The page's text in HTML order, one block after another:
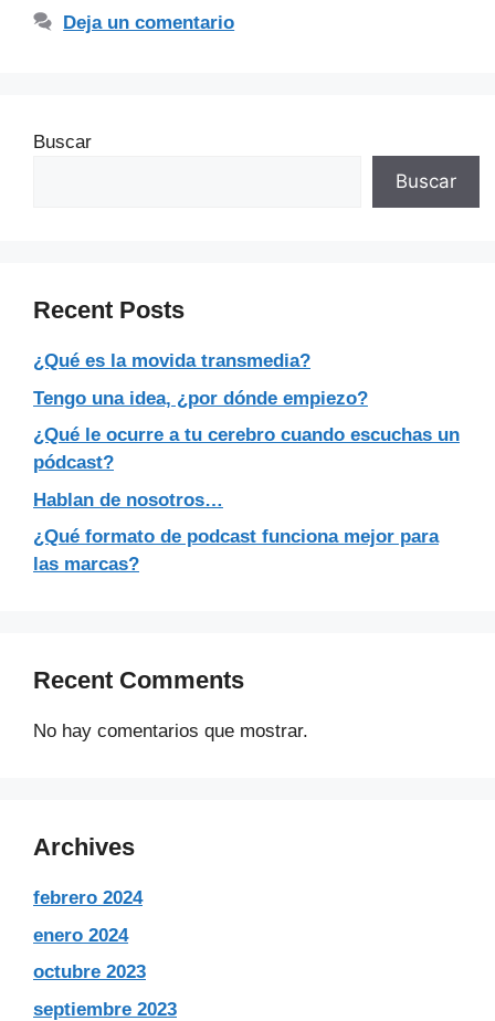
Deja un comentario
Buscar
Buscar
Recent Posts
¿Qué es la movida transmedia?
Tengo una idea, ¿por dónde empiezo?
¿Qué le ocurre a tu cerebro cuando escuchas un
pódcast?
Hablan de nosotros…
¿Qué formato de podcast funciona mejor para
las marcas?
Recent Comments
No hay comentarios que mostrar.
Archives
febrero 2024
enero 2024
octubre 2023
septiembre 2023